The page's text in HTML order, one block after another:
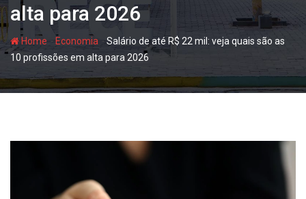
alta para 2026
Home - Economia -Salário de até R$ 22 mil: veja quais são as
10 profissões em alta para 2026